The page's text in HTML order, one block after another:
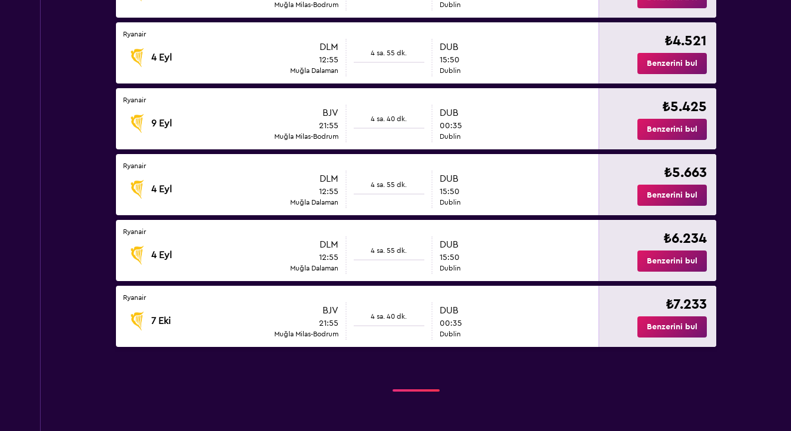
Muğla Milas-Bodrum Dublin
Ryanair
4 Eyl
DLM
12:55
Muğla Dalaman
4 sa. 55 dk.
DUB
15:50
Dublin
₺4.521
Benzerini bul
Ryanair
9 Eyl
BJV
21:55
Muğla Milas-Bodrum
4 sa. 40 dk.
DUB
00:35
Dublin
₺5.425
Benzerini bul
Ryanair
4 Eyl
DLM
12:55
Muğla Dalaman
4 sa. 55 dk.
DUB
15:50
Dublin
₺5.663
Benzerini bul
Ryanair
4 Eyl
DLM
12:55
Muğla Dalaman
4 sa. 55 dk.
DUB
15:50
Dublin
₺6.234
Benzerini bul
Ryanair
7 Eki
BJV
21:55
Muğla Milas-Bodrum
4 sa. 40 dk.
DUB
00:35
Dublin
₺7.233
Benzerini bul